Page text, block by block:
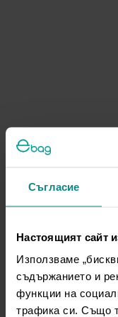
Съгласие
Настоящият сайт
Използваме
съдържанието и
функции на
трафика си. Също